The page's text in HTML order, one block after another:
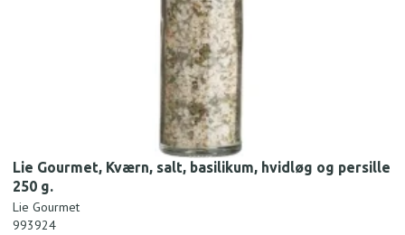
Lie Gourmet, Kværn, salt, basilikum, hvidløg og persille
250 g.
Lie Gourmet
993924